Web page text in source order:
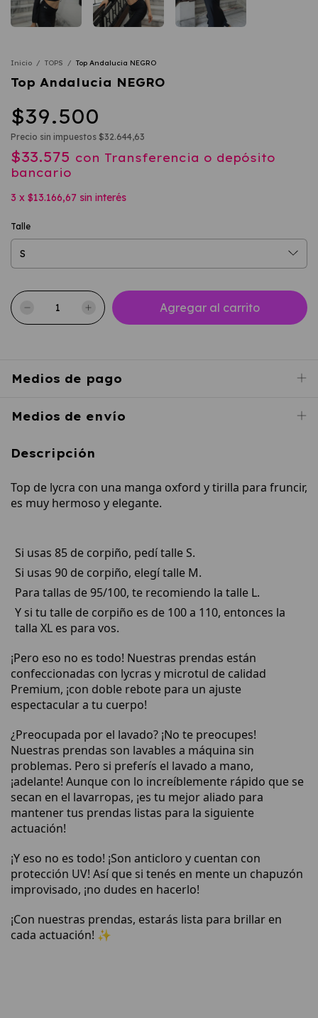
Inicio / TOPS / Top Andalucia NEGRO
Top Andalucia NEGRO
$39.500
Precio sin impuestos $32.644,63
$33.575 con Transferencia o depósito
bancario
3 x $13.166,67 sin interés
Talle
Medios de pago
Medios de envío
Descripción
Top de lycra con una manga oxford y tirilla para fruncir,
es muy hermoso y elegante.
Si usas 85 de corpiño, pedí talle S.
Si usas 90 de corpiño, elegí talle M.
Para tallas de 95/100, te recomiendo la talle L.
Y si tu talle de corpiño es de 100 a 110, entonces la
talla XL es para vos.
¡Pero eso no es todo! Nuestras prendas están
confeccionadas con lycras y microtul de calidad
Premium, ¡con doble rebote para un ajuste
espectacular a tu cuerpo!
¿Preocupada por el lavado? ¡No te preocupes!
Nuestras prendas son lavables a máquina sin
problemas. Pero si preferís el lavado a mano,
¡adelante! Aunque con lo increíblemente rápido que se
secan en el lavarropas, ¡es tu mejor aliado para
mantener tus prendas listas para la siguiente
actuación!
¡Y eso no es todo! ¡Son anticloro y cuentan con
protección UV! Así que si tenés en mente un chapuzón
improvisado, ¡no dudes en hacerlo!
¡Con nuestras prendas, estarás lista para brillar en
cada actuación! ✨